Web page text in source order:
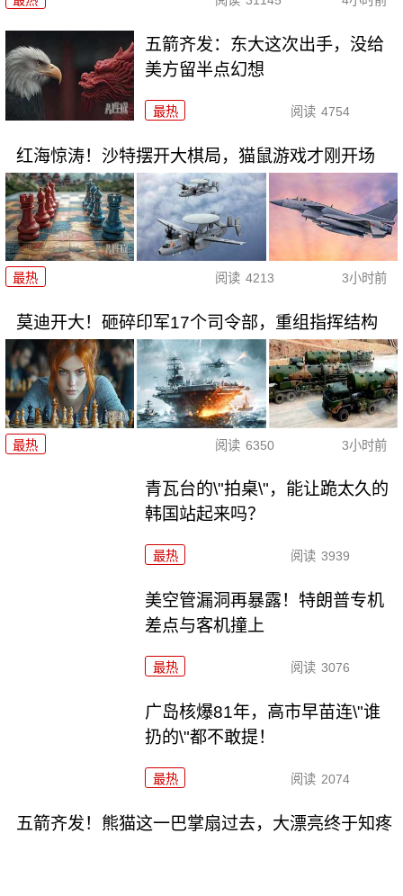
五箭齐发：东大这次出手，没给
美方留半点幻想
最热 阅读 4754
红海惊涛！沙特摆开大棋局，猫鼠游戏才刚开场
最热 阅读 4213 3小时前
莫迪开大！砸碎印军17个司令部，重组指挥结构
最热 阅读 6350 3小时前
青瓦台的\"拍桌\"，能让跪太久的
韩国站起来吗？
最热 阅读 3939
美空管漏洞再暴露！特朗普专机
差点与客机撞上
最热 阅读 3076
广岛核爆81年，高市早苗连\"谁
扔的\"都不敢提！
最热 阅读 2074
五箭齐发！熊猫这一巴掌扇过去，大漂亮终于知疼